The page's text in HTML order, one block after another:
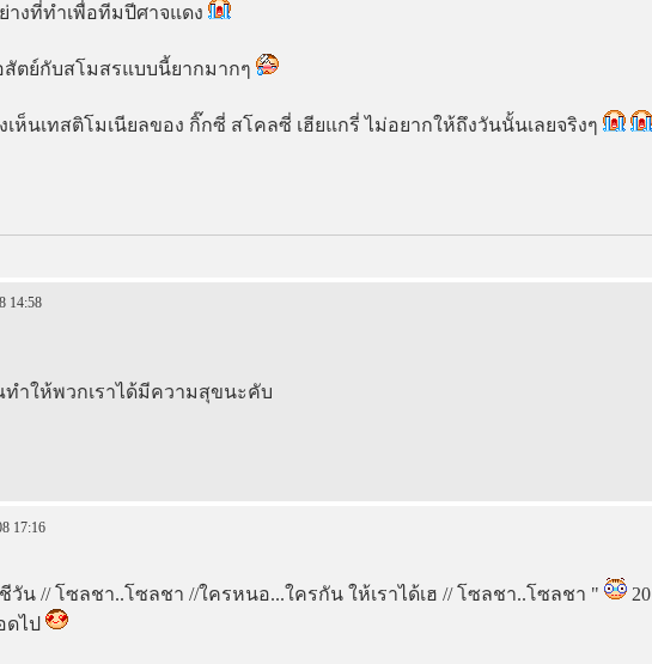
งที่ทำเพื่อทีมปีศาจแดง
ตย์กับสโมสรแบบนี้ยากมากๆ
ห็นเทสติโมเนียลของ กิ๊กซี่ สโคลซี่ เฮียแกรี่ ไม่อยากให้ถึงวันนั้นเลยจริงๆ
14:58
ให้พวกเราได้มีความสุขนะคับ
17:16
วัน // โซลชา..โซลชา //ใครหนอ...ใครกัน ให้เราได้เฮ // โซลชา..โซลชา "
20
ดไป